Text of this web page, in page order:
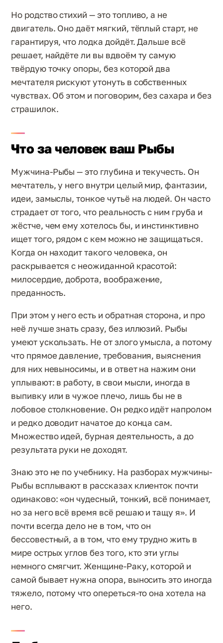
Но родство стихий — это топливо, а не
двигатель. Оно даёт мягкий, тёплый старт, не
гарантируя, что лодка дойдёт. Дальше всё
решает, найдёте ли вы вдвоём ту самую
твёрдую точку опоры, без которой два
мечтателя рискуют утонуть в собственных
чувствах. Об этом и поговорим, без сахара и без
страшилок.
Что за человек ваш Рыбы
Мужчина-Рыбы — это глубина и текучесть. Он
мечтатель, у него внутри целый мир, фантазии,
идеи, замыслы, тонкое чутьё на людей. Он часто
страдает от того, что реальность с ним груба и
жёстче, чем ему хотелось бы, и инстинктивно
ищет того, рядом с кем можно не защищаться.
Когда он находит такого человека, он
раскрывается с неожиданной красотой:
милосердие, доброта, воображение,
преданность.
При этом у него есть и обратная сторона, и про
неё лучше знать сразу, без иллюзий. Рыбы
умеют ускользать. Не от злого умысла, а потому
что прямое давление, требования, выяснения
для них невыносимы, и в ответ на нажим они
уплывают: в работу, в свои мысли, иногда в
выпивку или в чужое плечо, лишь бы не в
лобовое столкновение. Он редко идёт напролом
и редко доводит начатое до конца сам.
Множество идей, бурная деятельность, а до
результата руки не доходят.
Знаю это не по учебнику. На разборах мужчины-
Рыбы всплывают в рассказах клиенток почти
одинаково: «он чудесный, тонкий, всё понимает,
но за него всё время всё решаю и тащу я». И
почти всегда дело не в том, что он
бессовестный, а в том, что ему трудно жить в
мире острых углов без того, кто эти углы
немного смягчит. Женщине-Раку, которой и
самой бывает нужна опора, выносить это иногда
тяжело, потому что опереться-то она хотела на
него.